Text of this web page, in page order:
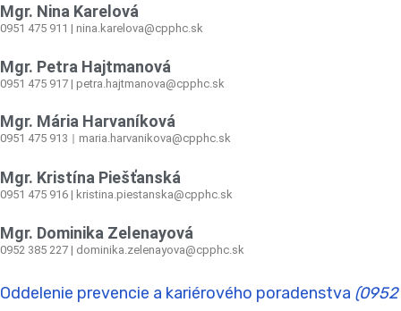
Mgr. Nina Karelová
0951 475 911 | nina.karelova@cpphc.sk
Mgr. Petra Hajtmanová
0951 475 917 | petra.hajtmanova@cpphc.sk
Mgr. Mária Harvaníková
0951 475 913 maria.harvanikova@cpphc.sk
Mgr. Kristína Piešťanská
0951 475 916 | kristina.piestanska@cpphc.sk
Mgr. Dominika Zelenayová
0952 385 227 | dominika.zelenayova@cpphc.sk
Oddelenie prevencie a kariérového poradenstva (0952